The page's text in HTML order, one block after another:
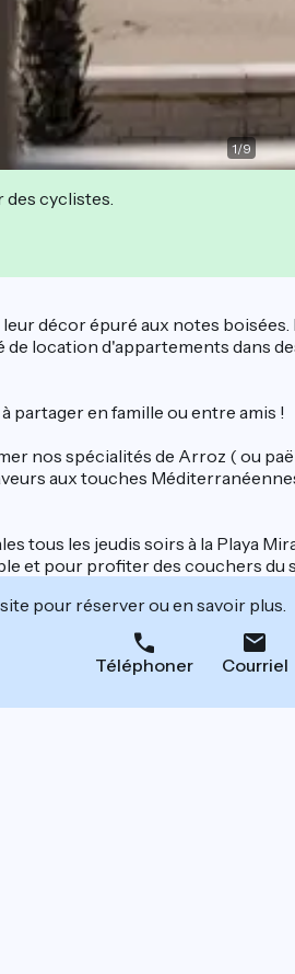
1/9
des cyclistes.
décor épuré aux notes
location d'appartements dans
partager en famille ou entre amis !
nos spécialités de Arroz ( ou
aux touches
tous les jeudis soirs à la Playa
et pour profiter des couchers du
pour réserver ou en savoir plus.
Téléphoner Courriel